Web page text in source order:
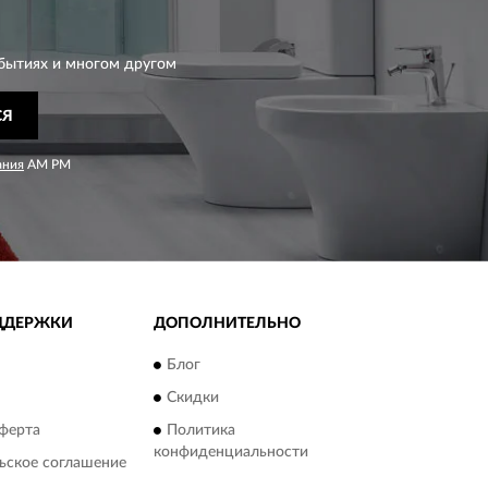
и многом другом
AM PM
соглашение
ДОПОЛНИТЕЛЬНО
Блог
Скидки
Политика
конфиденциальности